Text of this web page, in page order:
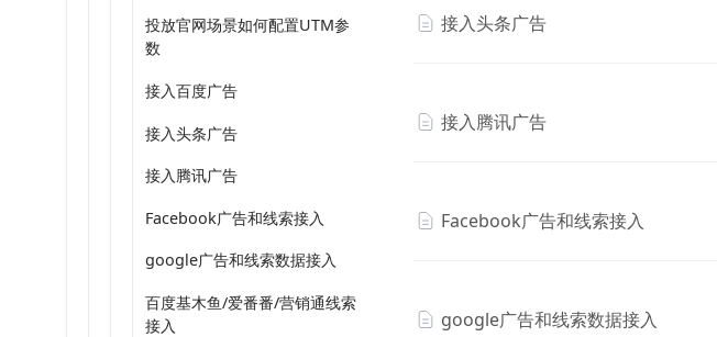
投放官网场景如何配置UTM参
数
接入百度广告
接入头条广告
接入腾讯广告
Facebook广告和线索接入
google广告和线索数据接入
百度基木鱼/爱番番/营销通线索
接入
接入头条广告
接入腾讯广告
Facebook广告和线索接入
google广告和线索数据接入